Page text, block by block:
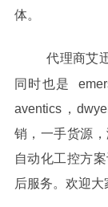
体。
代理商艾
同时也是
aventics，
销，一手货源
自动化工控方
后服务。欢迎